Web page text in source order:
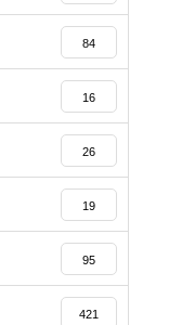
84
16
26
19
95
421